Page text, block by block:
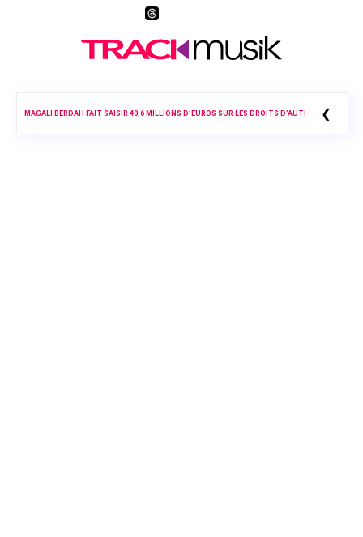
« CAPUCHE » VS « FASHION DESIGNA » : HELENA AU CŒUR D’UNE ACCUSATION DE PLAGIAT
❮